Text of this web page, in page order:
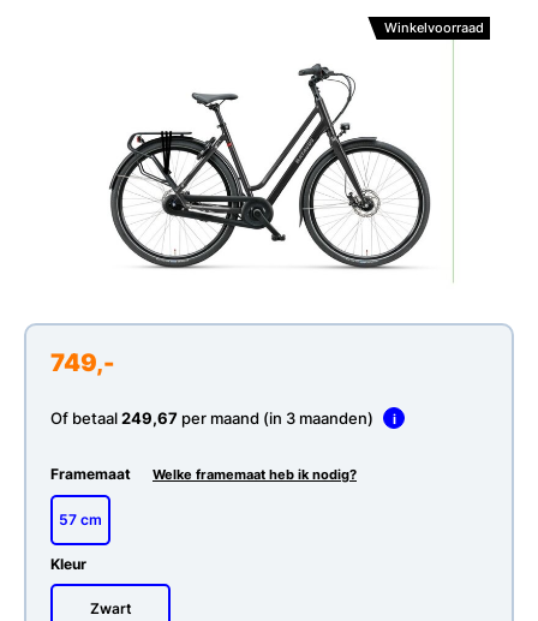
Winkelvoorraad
749,-
Of betaal249,67 per maand (in 3 maanden) i
Framemaat Welke framemaat heb ik nodig?
57 cm
Kleur
Zwart